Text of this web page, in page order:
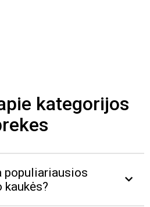
kategorijos
populiariausios
kaukės?